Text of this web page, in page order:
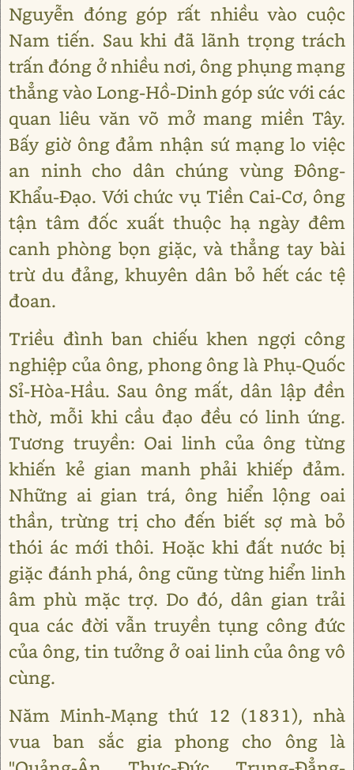
Nguyễn đóng góp rất nhiều vào cuộc
Nam tiến. Sau khi đã lãnh trọng trách
trấn đóng ở nhiều nơi, ông phụng mạng
thẳng vào Long-Hồ-Dinh góp sức với các
quan liêu văn võ mở mang miền Tây.
Bấy giờ ông đảm nhận sứ mạng lo việc
an ninh cho dân chúng vùng Đông-
Khẩu-Đạo. Với chức vụ Tiền Cai-Cơ, ông
tận tâm đốc xuất thuộc hạ ngày đêm
canh phòng bọn giặc, và thẳng tay bài
trừ du đảng, khuyên dân bỏ hết các tệ
đoan.
Triều đình ban chiếu khen ngợi công
nghiệp của ông, phong ông là Phụ-Quốc
Sỉ-Hòa-Hầu. Sau ông mất, dân lập đền
thờ, mỗi khi cầu đạo đều có linh ứng.
Tương truyền: Oai linh của ông từng
khiến kẻ gian manh phải khiếp đảm.
Những ai gian trá, ông hiển lộng oai
thần, trừng trị cho đến biết sợ mà bỏ
thói ác mới thôi. Hoặc khi đất nước bị
giặc đánh phá, ông cũng từng hiển linh
âm phù mặc trợ. Do đó, dân gian trải
qua các đời vẫn truyền tụng công đức
của ông, tin tưởng ở oai linh của ông vô
cùng.
Năm Minh-Mạng thứ 12 (1831), nhà
vua ban sắc gia phong cho ông là